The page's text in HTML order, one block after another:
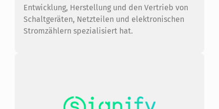
Entwicklung, Herstellung und den Vertrieb von
Schaltgeräten, Netzteilen und elektronischen
Stromzählern spezialisiert hat.